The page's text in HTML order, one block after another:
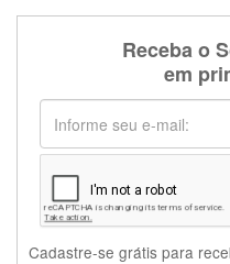
Receba o
em
Cadastre-se grátis para